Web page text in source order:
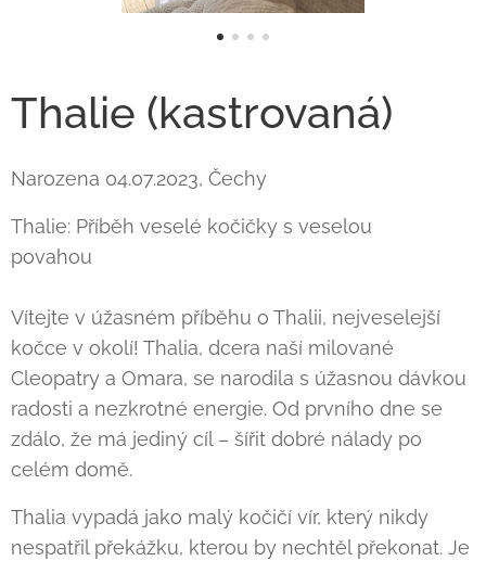
Thalie (kastrovaná)
Narozena 04.07.2023, Čechy
Thalie: Příběh veselé kočičky s veselou
povahou 😺🌟
Vítejte v úžasném příběhu o Thalii, nejveselejší
kočce v okolí! Thalia, dcera naší milované
Cleopatry a Omara, se narodila s úžasnou dávkou
radosti a nezkrotné energie. Od prvního dne se
zdálo, že má jediný cíl – šířit dobré nálady po
celém domě.
Thalia vypadá jako malý kočičí vír, který nikdy
nespatřil překážku, kterou by nechtěl překonat. Je